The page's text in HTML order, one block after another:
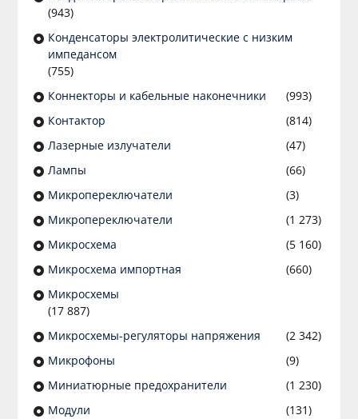
(943)
Конденсаторы электролитические с низким
импедансом
(755)
Коннекторы и кабельные наконечники
(993)
Контактор
(814)
Лазерные излучатели
(47)
Лампы
(66)
Микропереключатели
(3)
Микропереключатели
(1 273)
Микросхема
(5 160)
Микросхема импортная
(660)
Микросхемы
(17 887)
Микросхемы-регуляторы напряжения
(2 342)
Микрофоны
(9)
Миниатюрные предохранители
(1 230)
Модули
(131)